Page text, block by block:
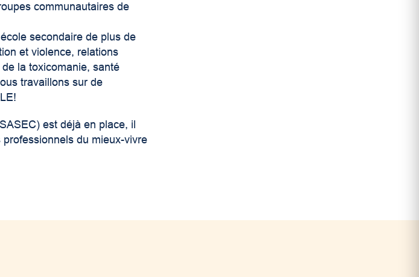
communautaires de
secondaire de plus de
et violence, relations
la toxicomanie, santé
travaillons sur de
est déjà en place, il
du mieux-vivre